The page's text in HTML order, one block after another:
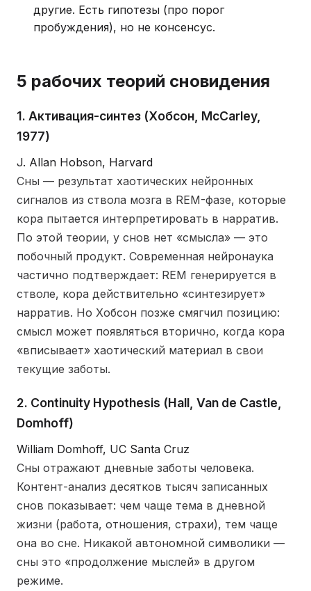
другие. Есть гипотезы (про порог
пробуждения), но не консенсус.
5 рабочих теорий сновидения
1. Активация-синтез (Хобсон, McCarley,
1977)
J. Allan Hobson, Harvard
Сны — результат хаотических нейронных
сигналов из ствола мозга в REM-фазе, которые
кора пытается интерпретировать в нарратив.
По этой теории, у снов нет «смысла» — это
побочный продукт. Современная нейронаука
частично подтверждает: REM генерируется в
стволе, кора действительно «синтезирует»
нарратив. Но Хобсон позже смягчил позицию:
смысл может появляться вторично, когда кора
«вписывает» хаотический материал в свои
текущие заботы.
2. Continuity Hypothesis (Hall, Van de Castle,
Domhoff)
William Domhoff, UC Santa Cruz
Сны отражают дневные заботы человека.
Контент-анализ десятков тысяч записанных
снов показывает: чем чаще тема в дневной
жизни (работа, отношения, страхи), тем чаще
она во сне. Никакой автономной символики —
сны это «продолжение мыслей» в другом
режиме.